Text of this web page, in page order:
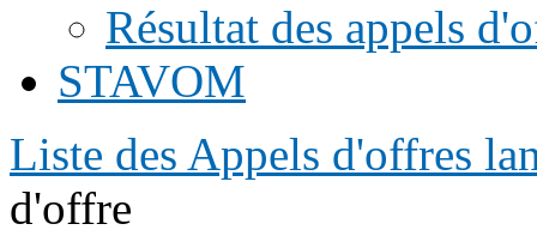
Résultat des appels
STAVOM
Liste des Appels d'offres
d'offre